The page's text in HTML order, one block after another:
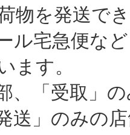
物を発送で
急便など
ます。
受取」の
のみの店